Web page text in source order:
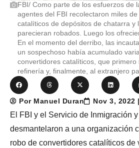
FBI/ Como parte de los esfuerzos de
agentes del FBI recolectaron miles
catalíticos de depósitos de chatarra y
parecieran robados. Luego los
En el momento del derribo, las
un sospechoso había acumulado
convertidores catalíticos, que primero
refinería y, finalmente, al extranjero
Por Manuel Duran Nov 3, 2022
El FBI y el Servicio de Inmigración
desmantelaron a una organización
robo de convertidores catalíticos de